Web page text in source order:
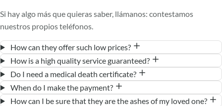
Si hay algo más que quieras saber, llámanos: contestamos
nuestros propios teléfonos.
How can they offer such low prices?
How is a high quality service guaranteed?
Do I need a medical death certificate?
When do I make the payment?
How can I be sure that they are the ashes of my loved one?